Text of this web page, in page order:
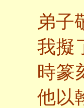
弟子
我擬
時篆
他以